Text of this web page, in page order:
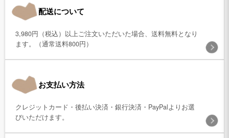
配送について
3,980円（税込）以上ご注文いただいた場合、送料無料となり
ます。（通常送料800円）
お支払い方法
クレジットカード・後払い決済・銀行決済・PayPalよりお選
びいただけます。